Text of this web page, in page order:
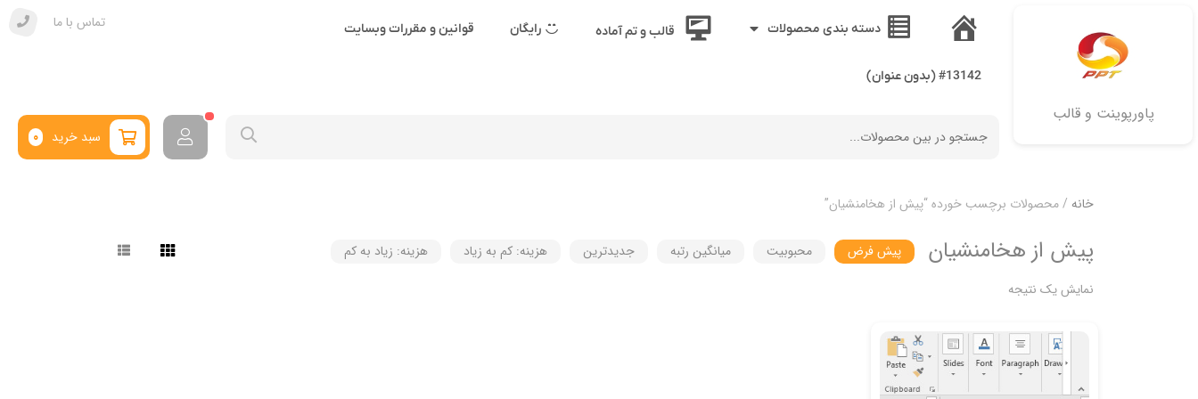
پاورپوینت و قالب
خانه
دسته بندی محصولات قالب و تم آماده رایگان قوانین و مقررات وبسایت
#13142 (بدون عنوان)
تماس با ما
سبد خرید 0
خانه / محصولات برچسب خورده “پیش از هخامنشیان”
پیش از هخامنشیان پیش فرض محبوبیت میانگین رتبه جدیدترین هزینه: کم به زیاد
هزینه: زیاد به کم
نمایش یک نتیجه